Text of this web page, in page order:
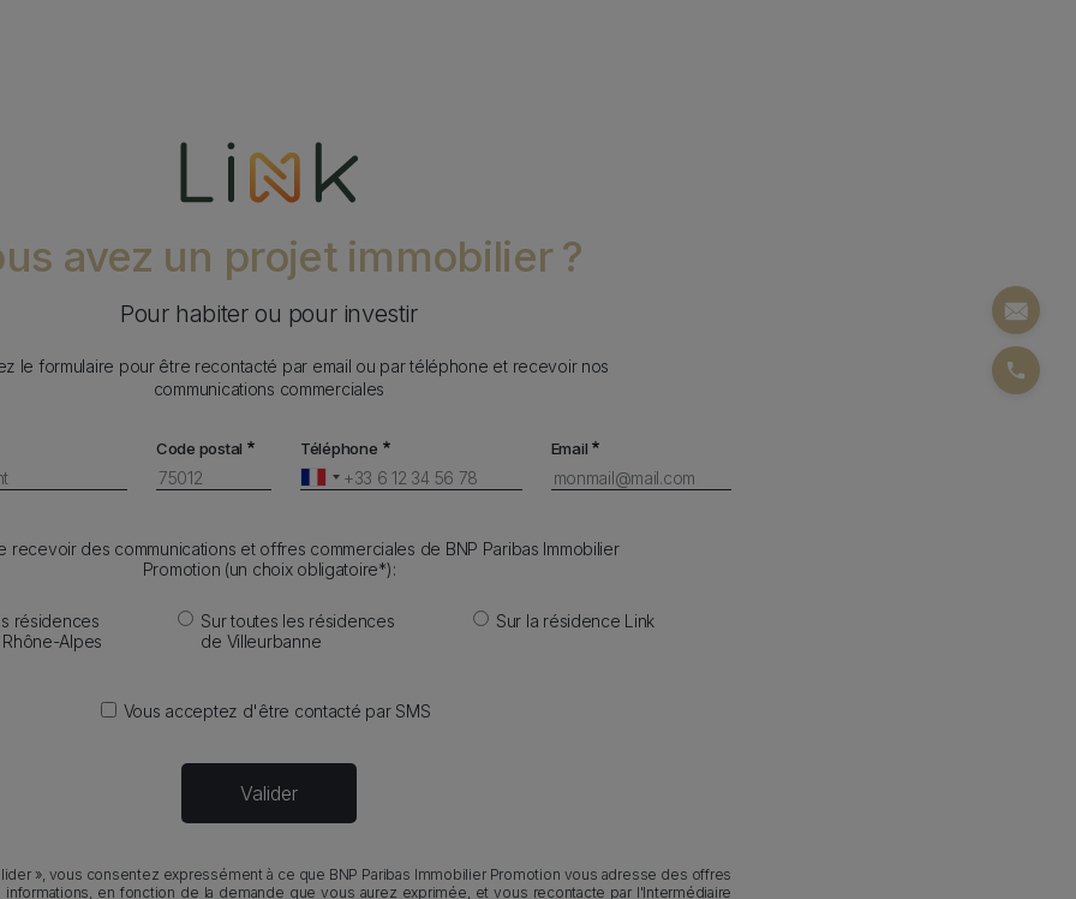
Sticky
avez un projet immobilier ?
Pour habiter ou pour investir
le formulaire pour être recontacté par email ou par téléphone et recevoir nos
communications commerciales
Code postal Téléphone Email
recevoir des communications et offres commerciales de BNP Paribas Immobilier
Promotion (un choix obligatoire*):
résidences
Alpes
Sur toutes les résidences
de Villeurbanne
Sur la résidence Link
Vous acceptez d'être contacté par SMS
», vous consentez expressément à ce que BNP Paribas Immobilier Promotion vous adresse des offres
en fonction de la demande que vous aurez exprimée, et vous recontacte par l'Intermédiaire